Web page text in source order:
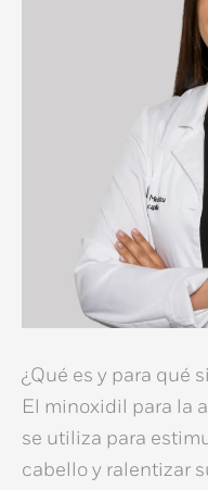
¿Qué es y para qué
El minoxidil para la
se utiliza para
cabello y ralentizar